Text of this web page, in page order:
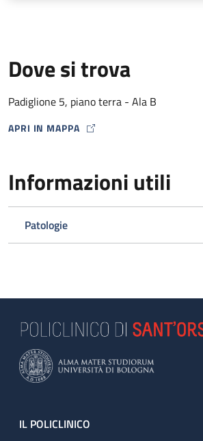
Dove si trova
Padiglione 5, piano terra - Ala B
APRI IN MAPPA
MAP ICON
Informazioni utili
Patologie
Footer
IL POLICLINICO